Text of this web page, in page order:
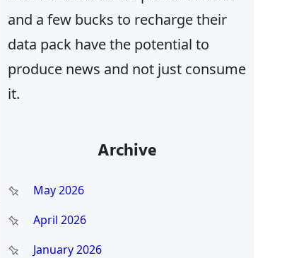
and a few bucks to recharge their
data pack have the potential to
produce news and not just consume
it.
Archive
May 2026
April 2026
January 2026